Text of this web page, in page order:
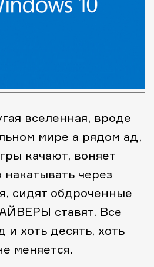
вселенная, вроде
мире а рядом ад,
качают, воняет
через
сидят обдроченные
ставят. Все
и хоть десять, хоть
меняется.